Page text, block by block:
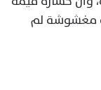
مغشوشة لم